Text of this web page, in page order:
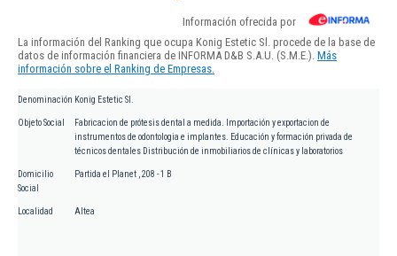
Información ofrecida por
La información del Ranking que ocupa Konig Estetic Sl. procede de la base de
datos de información financiera de INFORMA D&B S.A.U. (S.M.E.). Más
información sobre el Ranking de Empresas.
Denominación Konig Estetic Sl.
Objeto Social
Fabricacion de prótesis dental a medida. Importación y exportacion de
instrumentos de odontologia e implantes. Educación y formación privada de
técnicos dentales Distribución de inmobiliarios de clínicas y laboratorios
Domicilio
Social
Partida el Planet , 208 - 1 B
Localidad Altea